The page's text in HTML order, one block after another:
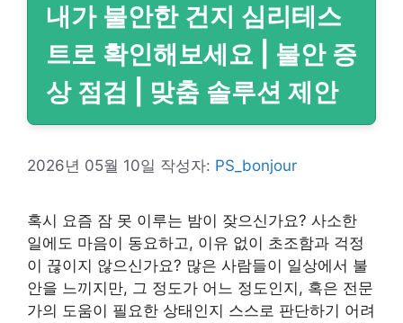
내가 불안한 건지 심리테스
트로 확인해보세요 | 불안 증
상 점검 | 맞춤 솔루션 제안
2026년 05월 10일 작성자: PS_bonjour
혹시 요즘 잠 못 이루는 밤이 잦으신가요? 사소한
일에도 마음이 동요하고, 이유 없이 초조함과 걱정
이 끊이지 않으신가요? 많은 사람들이 일상에서 불
안을 느끼지만, 그 정도가 어느 정도인지, 혹은 전문
가의 도움이 필요한 상태인지 스스로 판단하기 어려